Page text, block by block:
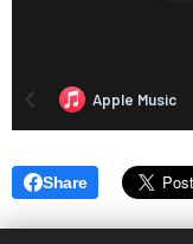
Share